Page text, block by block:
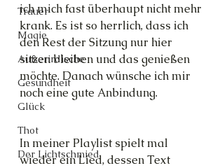
Trauer
Magie
Außerirdische
Gesundheit
Glück
Thot
Der Lichtschmied
ich mich fast überhaupt nicht mehr
krank. Es ist so herrlich, dass ich
den Rest der Sitzung nur hier
sitzen bleiben und das genießen
möchte. Danach wünsche ich mir
noch eine gute Anbindung.
In meiner Playlist spielt mal
wieder ein Lied, dessen Text